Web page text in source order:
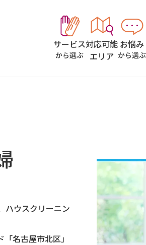
サービス
から選ぶ
対応可能
エリア
お悩み
から選ぶ
ハウスクリーニン
名古屋市北区」